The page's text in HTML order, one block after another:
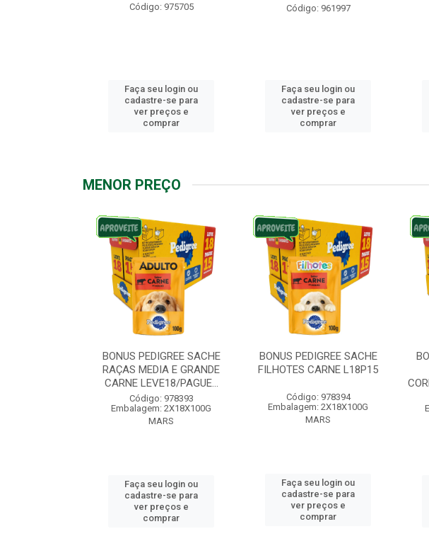
Código: 961997
Faça seu login ou
cadastre-se para
ver preços e
comprar
Código: 90408
Faça seu login ou
cadastre-se para
ver preços e
comprar
MENOR PREÇO
BONUS PEDIGREE SACHE
RAÇAS MEDIA E GRANDE
CARNE LEVE18/PAGUE...
Código: 978393
Embalagem: 2X18X100G
MARS
Faça seu login ou
cadastre-se para
ver preços e
comprar
BONUS PEDIGREE SACHE
FILHOTES CARNE L18P15
Código: 978394
Embalagem: 2X18X100G
MARS
Faça seu login ou
cadastre-se para
ver preços e
comprar